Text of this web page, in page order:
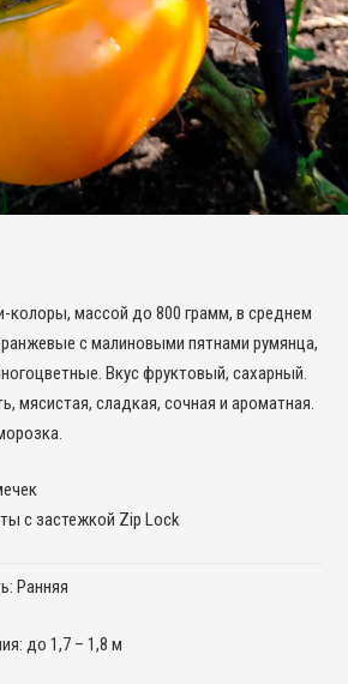
массой до 800 грамм, в среднем
с малиновыми пятнами румянца,
Вкус фруктовый, сахарный.
мясистая, сладкая, сочная и ароматная.
с застежкой Zip Lock
Ранняя
до 1,7 – 1,8 м